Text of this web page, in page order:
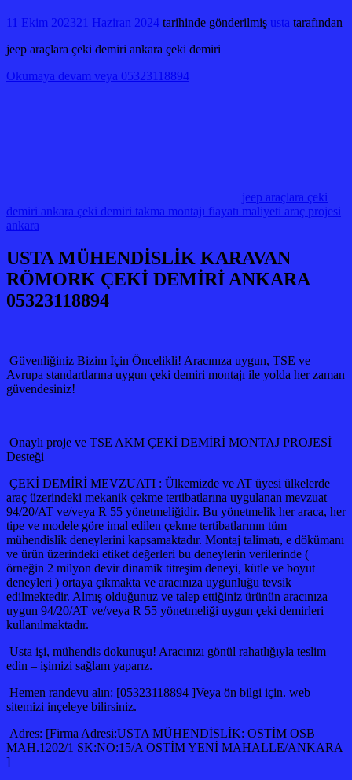
11 Ekim 202321 Haziran 2024 tarihinde gönderilmiş usta tarafından
jeep araçlara çeki demiri ankara çeki demiri
Okumaya devam veya 05323118894
jeep araçlara çeki
demiri ankara çeki demiri takma montajı fiayatı maliyeti araç projesi
ankara
USTA MÜHENDİSLİK KARAVAN
RÖMORK ÇEKİ DEMİRİ ANKARA
05323118894
Güvenliğiniz Bizim İçin Öncelikli! Aracınıza uygun, TSE ve
Avrupa standartlarına uygun çeki demiri montajı ile yolda her zaman
güvendesiniz!
Onaylı proje ve TSE AKM ÇEKİ DEMİRİ MONTAJ PROJESİ
Desteği
ÇEKİ DEMİRİ MEVZUATI : Ülkemizde ve AT üyesi ülkelerde
araç üzerindeki mekanik çekme tertibatlarına uygulanan mevzuat
94/20/AT ve/veya R 55 yönetmeliğidir. Bu yönetmelik her araca, her
tipe ve modele göre imal edilen çekme tertibatlarının tüm
mühendislik deneylerini kapsamaktadır. Montaj talimatı, e dökümanı
ve ürün üzerindeki etiket değerleri bu deneylerin verilerinde (
örneğin 2 milyon devir dinamik titreşim deneyi, kütle ve boyut
deneyleri ) ortaya çıkmakta ve aracınıza uygunluğu tevsik
edilmektedir. Almış olduğunuz ve talep ettiğiniz ürünün aracınıza
uygun 94/20/AT ve/veya R 55 yönetmeliği uygun çeki demirleri
kullanılmaktadır.
Usta işi, mühendis dokunuşu! Aracınızı gönül rahatlığıyla teslim
edin – işimizi sağlam yaparız.
Hemen randevu alın: [05323118894 ]Veya ön bilgi için. web
sitemizi inçeleye bilirsiniz.
Adres: [Firma Adresi:USTA MÜHENDİSLİK: OSTİM OSB
MAH.1202/1 SK:NO:15/A OSTİM YENİ MAHALLE/ANKARA
]